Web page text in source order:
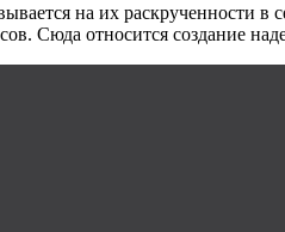
на их раскрученности в
Сюда относится создание